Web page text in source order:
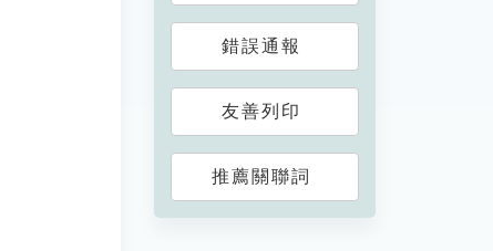
錯誤通報
友善列印
推薦關聯詞